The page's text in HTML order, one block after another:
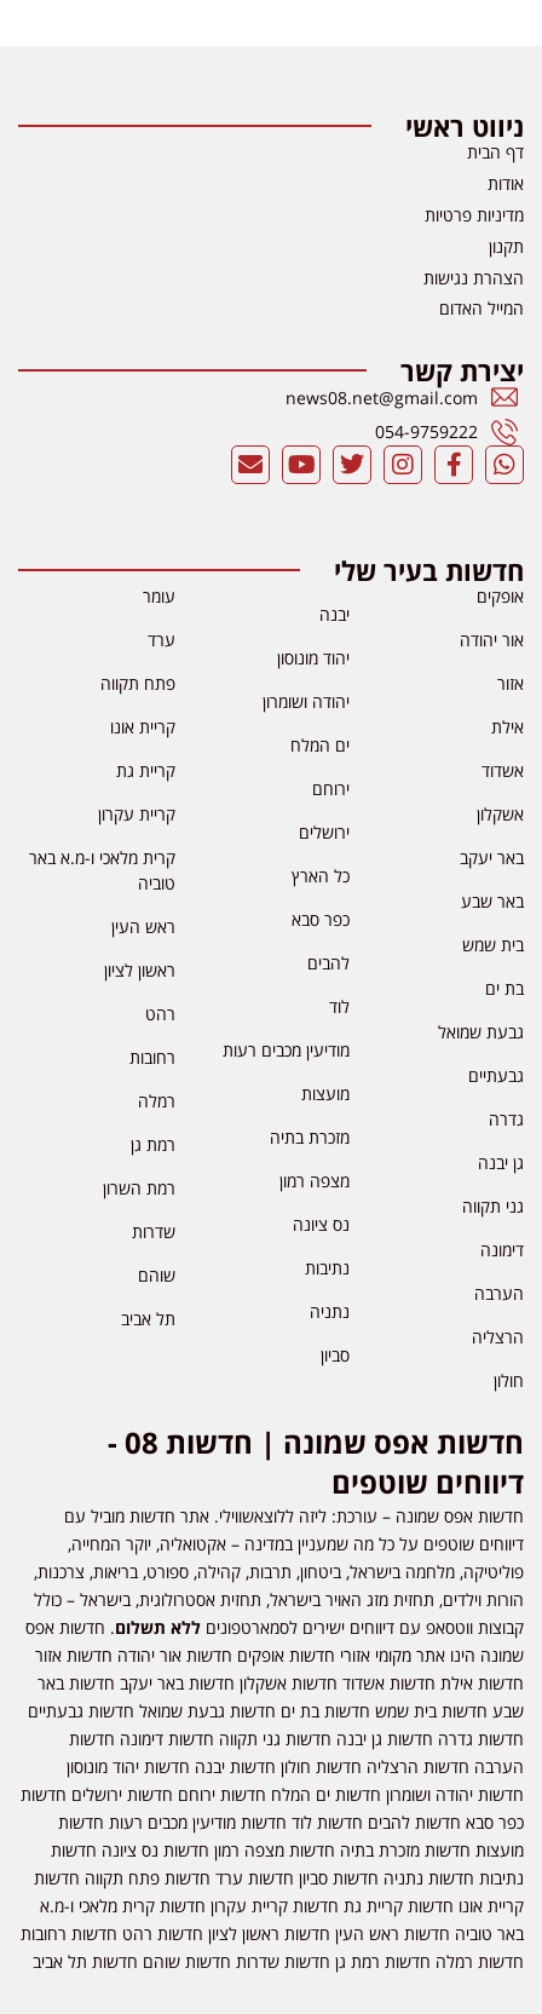
ניווט ראשי
דף הבית
אודות
מדיניות פרטיות
תקנון
הצהרת נגישות
המייל האדום
יצירת קשר
news08.net@gmail.com
054-9759222
חדשות בעיר שלי
אופקים
אור יהודה
אזור
אילת
אשדוד
אשקלון
באר יעקב
באר שבע
בית שמש
בת ים
גבעת שמואל
גבעתיים
גדרה
גן יבנה
גני תקווה
דימונה
הערבה
הרצליה
חולון
יבנה
יהוד מונוסון
יהודה ושומרון
ים המלח
ירוחם
ירושלים
כל הארץ
כפר סבא
להבים
לוד
מודיעין מכבים רעות
מועצות
מזכרת בתיה
מצפה רמון
נס ציונה
נתיבות
נתניה
סביון
עומר
ערד
פתח תקווה
קריית אונו
קריית גת
קריית עקרון
קרית מלאכי ו-מ.א באר
טוביה
ראש העין
ראשון לציון
רהט
רחובות
רמלה
רמת גן
רמת השרון
שדרות
שוהם
תל אביב
חדשות אפס שמונה | חדשות 08 -
דיווחים שוטפים
חדשות אפס שמונה – עורכת: ליזה ללוצאשווילי. אתר חדשות מוביל עם
דיווחים שוטפים על כל מה שמעניין במדינה – אקטואליה, יוקר המחייה,
פוליטיקה, מלחמה בישראל, ביטחון, תרבות, קהילה, ספורט, בריאות, צרכנות,
הורות וילדים, תחזית מזג האויר בישראל, תחזית אסטרולוגית, בישראל – כולל
קבוצות ווטסאפ עם דיווחים ישירים לסמארטפונים ללא תשלום. חדשות אפס
שמונה הינו אתר מקומי אזורי חדשות אופקים חדשות אור יהודה חדשות אזור
חדשות אילת חדשות אשדוד חדשות אשקלון חדשות באר יעקב חדשות באר
שבע חדשות בית שמש חדשות בת ים חדשות גבעת שמואל חדשות גבעתיים
חדשות גדרה חדשות גן יבנה חדשות גני תקווה חדשות דימונה חדשות
הערבה חדשות הרצליה חדשות חולון חדשות יבנה חדשות יהוד מונוסון
חדשות יהודה ושומרון חדשות ים המלח חדשות ירוחם חדשות ירושלים חדשות
כפר סבא חדשות להבים חדשות לוד חדשות מודיעין מכבים רעות חדשות
מועצות חדשות מזכרת בתיה חדשות מצפה רמון חדשות נס ציונה חדשות
נתיבות חדשות נתניה חדשות סביון חדשות ערד חדשות פתח תקווה חדשות
קריית אונו חדשות קריית גת חדשות קריית עקרון חדשות קרית מלאכי ו-מ.א
באר טוביה חדשות ראש העין חדשות ראשון לציון חדשות רהט חדשות רחובות
חדשות רמלה חדשות רמת גן חדשות שדרות חדשות שוהם חדשות תל אביב